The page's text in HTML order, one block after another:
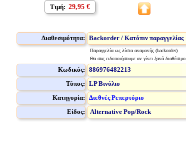
Τιμή: 29,95 €
Διαθεσιμότητα: Backorder / Κατόπιν παραγγελίας
Παραγγελία ως λίστα αναμονής (backorder)
Θα σας ειδοποιήσουμε αν γίνει ξανά διαθέσιμο.
Κωδικός: 886976482213
Τύπος: LP Βινύλιο
Κατηγορία: Διεθνές Ρεπερτόριο
Είδος:
Alternative Pop/Rock